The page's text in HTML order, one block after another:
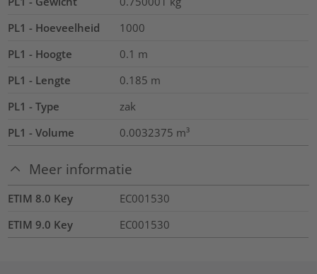
PL1 - Hoeveelheid
1000
PL1 - Hoogte
0.1 m
PL1 - Lengte
0.185 m
PL1 - Type
zak
PL1 - Volume
0.0032375 m³
Meer informatie
ETIM 8.0 Key
EC001530
ETIM 9.0 Key
EC001530